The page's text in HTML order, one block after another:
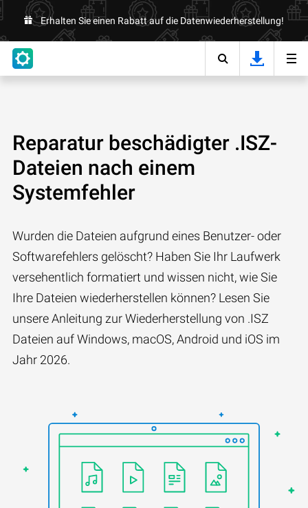
Erhalten Sie einen Rabatt auf die Datenwiederherstellung!
Reparatur beschädigter .ISZ-
Dateien nach einem
Systemfehler
Wurden die Dateien aufgrund eines Benutzer- oder
Softwarefehlers gelöscht? Haben Sie Ihr Laufwerk
versehentlich formatiert und wissen nicht, wie Sie
Ihre Dateien wiederherstellen können? Lesen Sie
unsere Anleitung zur Wiederherstellung von .ISZ
Dateien auf Windows, macOS, Android und iOS im
Jahr 2026.